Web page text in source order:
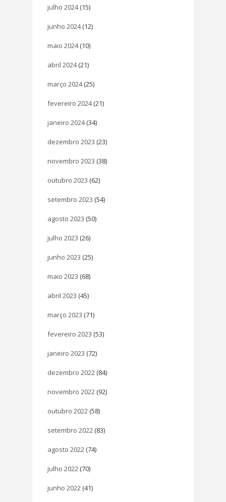
julho 2024(15)
junho 2024(12)
maio 2024(10)
abril 2024(21)
março 2024(25)
fevereiro 2024(21)
janeiro 2024(34)
dezembro 2023 (23)
novembro 2023 (38)
outubro 2023 (62)
setembro 2023 (54)
agosto 2023 (50)
julho 2023 (26)
junho 2023 (25)
maio 2023 (68)
abril 2023 (45)
março 2023 (71)
fevereiro 2023 (53)
janeiro 2023 (72)
dezembro 2022 (84)
novembro 2022 (92)
outubro 2022 (58)
setembro 2022 (83)
agosto 2022 (74)
julho 2022 (70)
junho 2022 (41)